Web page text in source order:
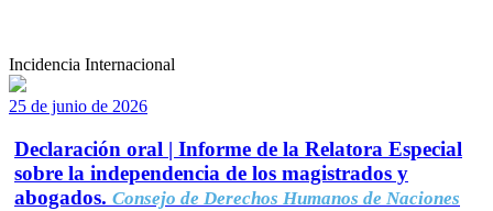
Incidencia Internacional
25 de junio de 2026
Declaración oral | Informe de la Relatora Especial
sobre la independencia de los magistrados y
abogados. Consejo de Derechos Humanos de Naciones